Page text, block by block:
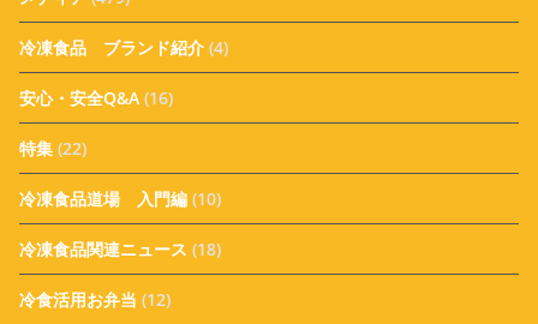
冷凍食品 ブランド紹介 (4)
安心・安全Q&A (16)
特集 (22)
冷凍食品道場 入門編 (10)
冷凍食品関連ニュース (18)
冷食活用お弁当 (12)